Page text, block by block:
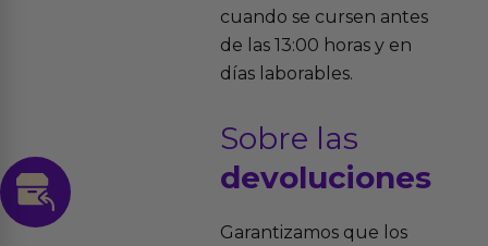
cuando se cursen antes
de las 13:00 horas y en
días laborables.
Sobre las
devoluciones
Garantizamos que los